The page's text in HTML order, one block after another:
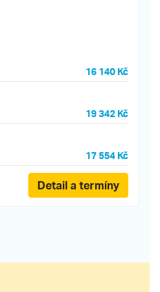
16 140 Kč
19 342 Kč
17 554 Kč
Detail a termíny